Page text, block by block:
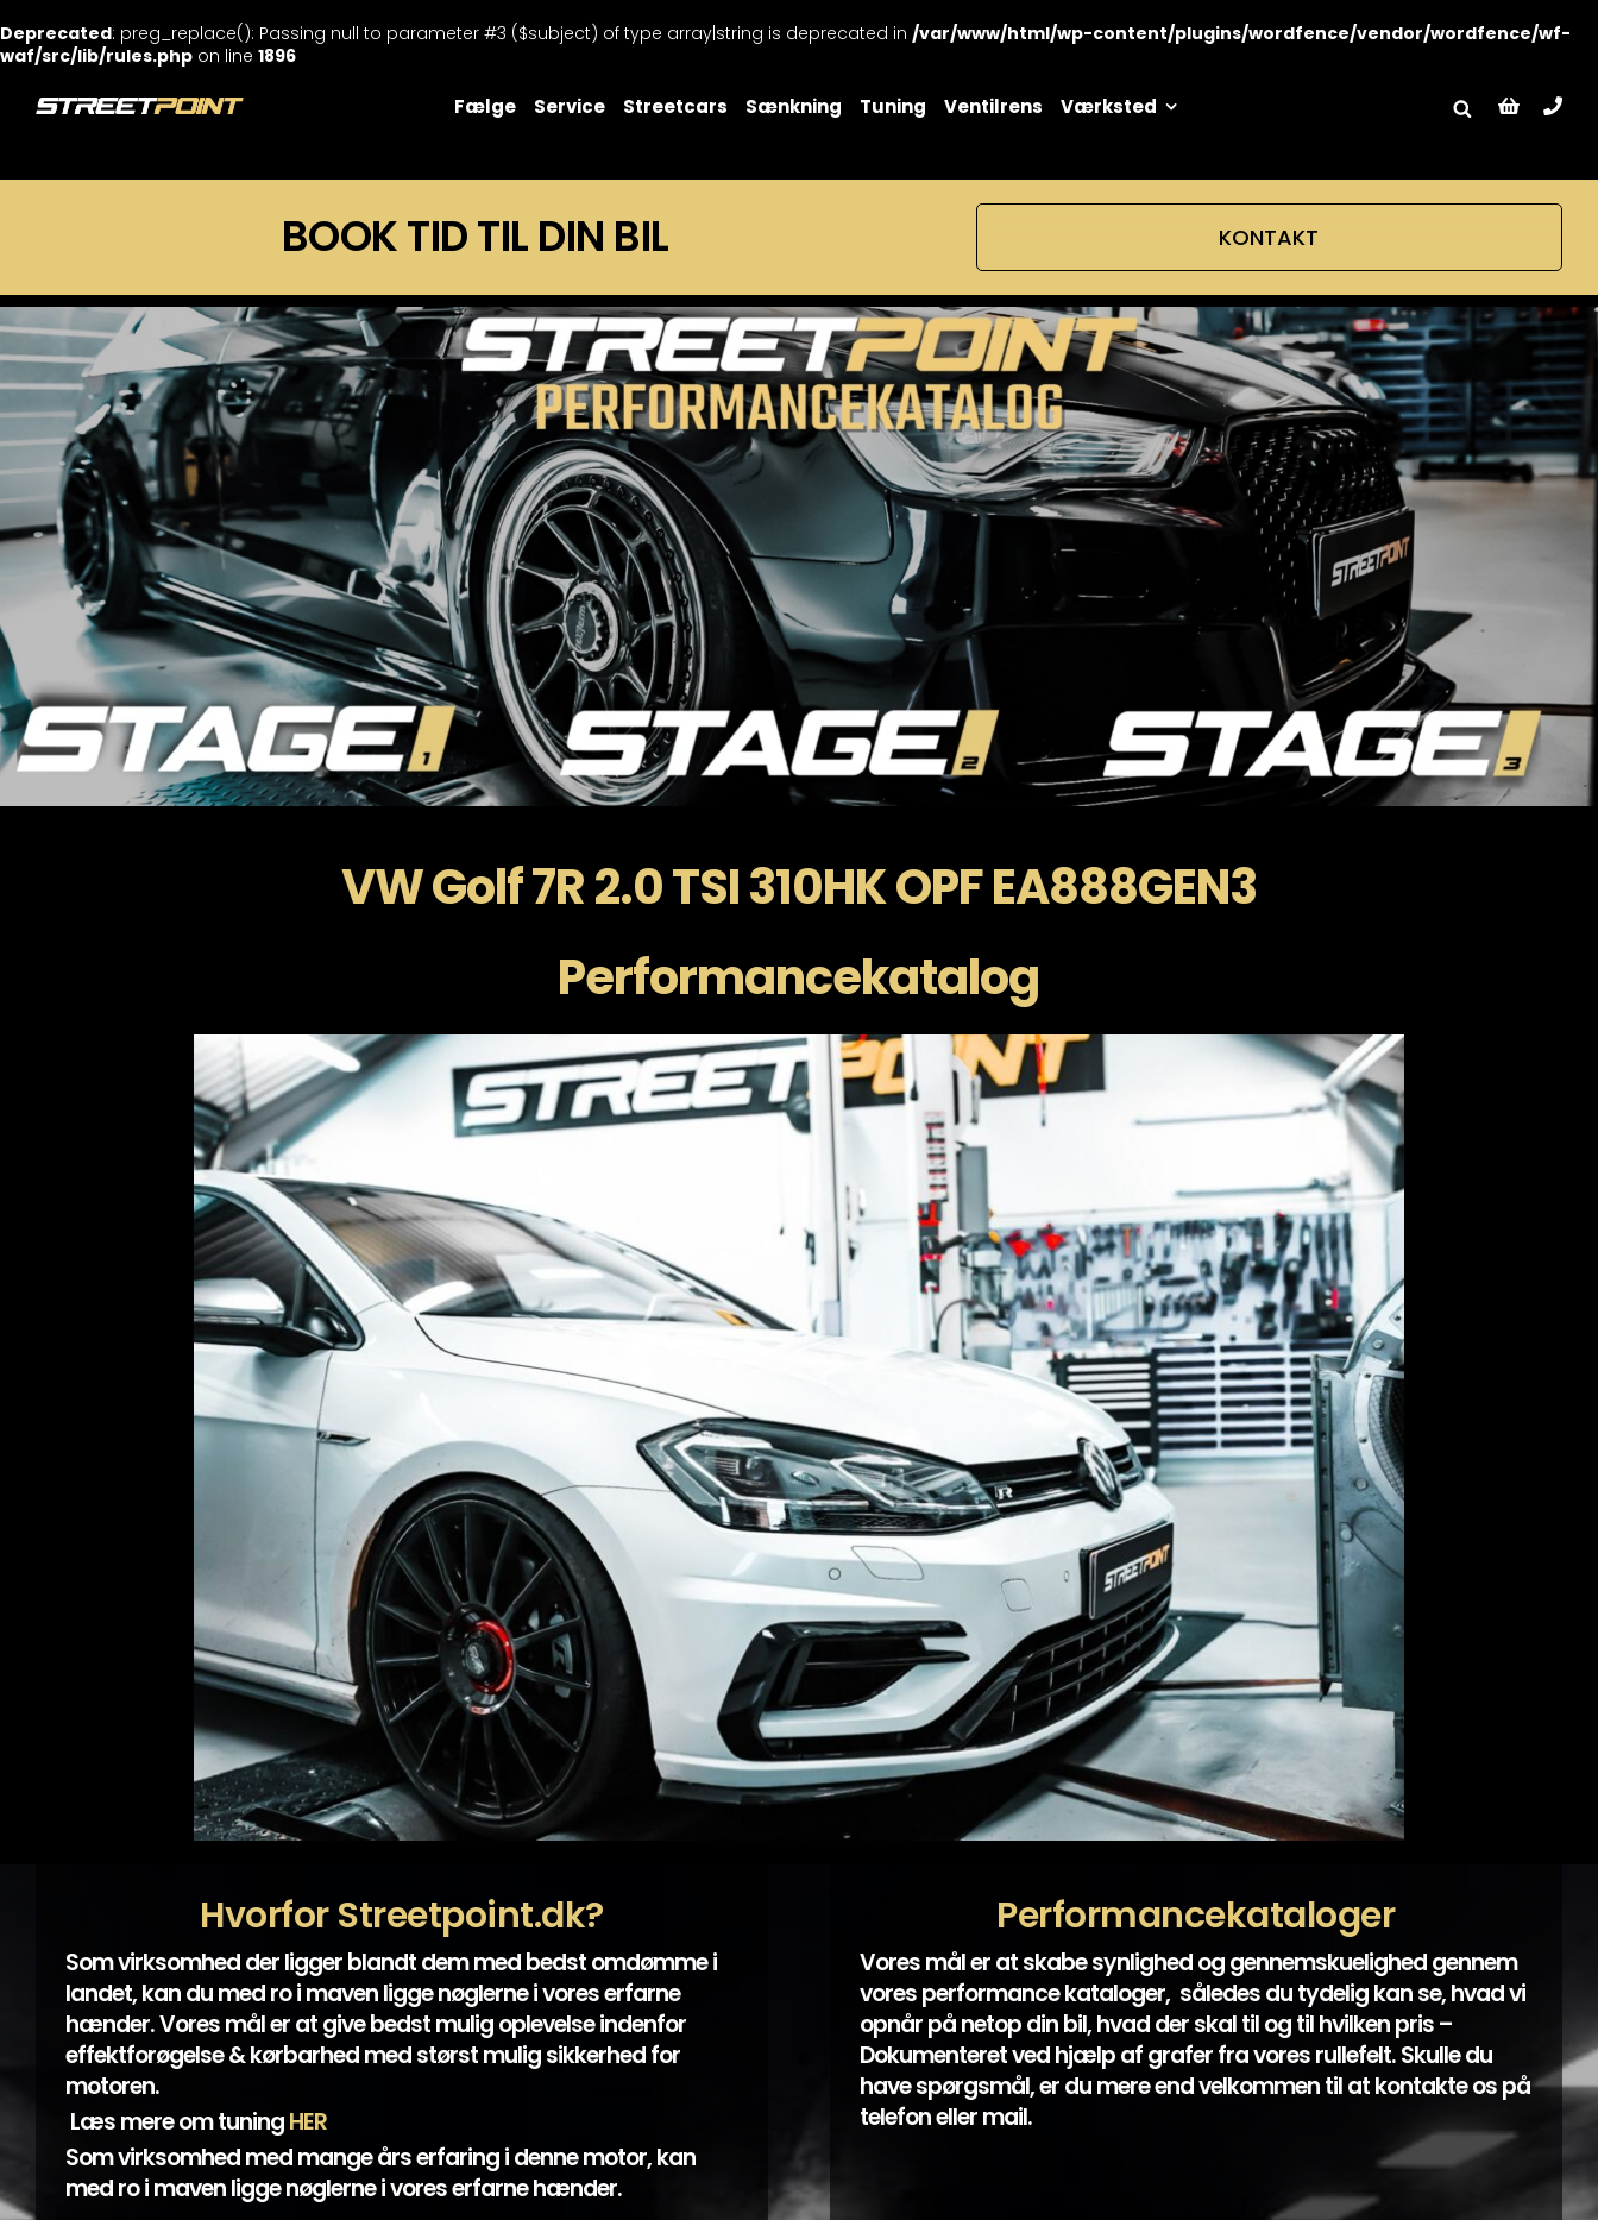
Deprecated: preg_replace(): Passing null to parameter #3 ($subject) of type array|string is deprecated in /var/www/html/wp-content/plugins/wordfence/vendor/wordfence/wf-
waf/src/lib/rules.php on line 1896
Fælge Service Streetcars Sænkning Tuning Ventilrens Værksted
BOOK TID TIL DIN BIL KONTAKT
VW Golf 7R 2.0 TSI 310HK OPF EA888GEN3
Performancekatalog
Hvorfor Streetpoint.dk?
Som virksomhed der ligger blandt dem med bedst omdømme i
landet, kan du med ro i maven ligge nøglerne i vores erfarne
hænder. Vores mål er at give bedst mulig oplevelse indenfor
effektforøgelse & kørbarhed med størst mulig sikkerhed for
motoren.
Læs mere om tuningHER
Som virksomhed med mange års erfaring i denne motor, kan
med ro i maven ligge nøglerne i vores erfarne hænder.
Performancekataloger
Vores mål er at skabe synlighed og gennemskuelighed gennem
vores performance kataloger, således du tydelig kan se, hvad vi
opnår på netop din bil, hvad der skal til og til hvilken pris –
Dokumenteret ved hjælp af grafer fra vores rullefelt. Skulle du
have spørgsmål, er du mere end velkommen til at kontakte os på
telefon eller mail.